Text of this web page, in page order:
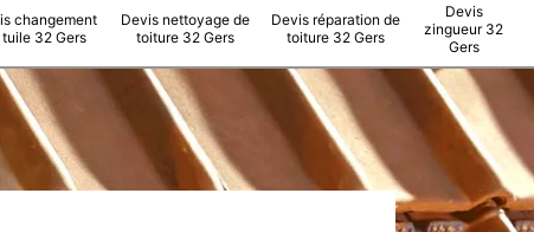
changement
32 Gers
Devis nettoyage de
toiture 32 Gers
Devis réparation de
toiture 32 Gers
Devis
zingueur 32
Gers